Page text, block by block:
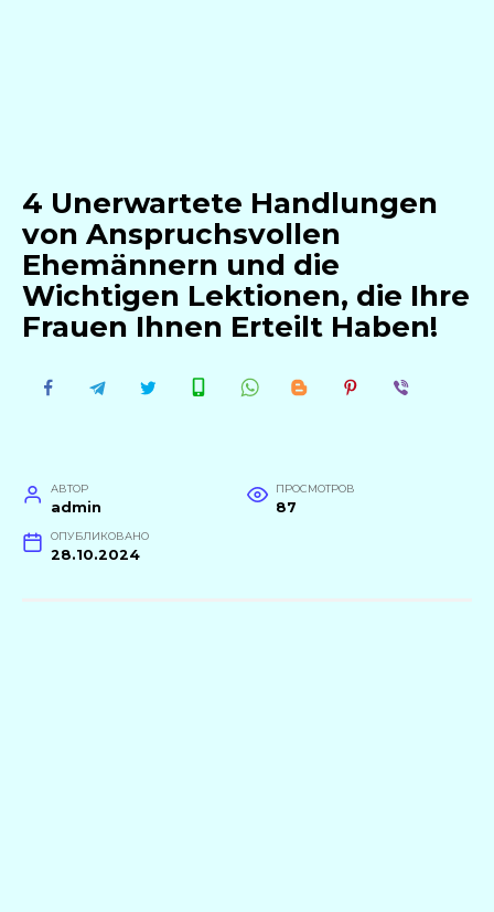
4 Unerwartete Handlungen
von Anspruchsvollen
Ehemännern und die
Wichtigen Lektionen, die Ihre
Frauen Ihnen Erteilt Haben!
АВТОР
admin
ПРОСМОТРОВ
87
ОПУБЛИКОВАНО
28.10.2024